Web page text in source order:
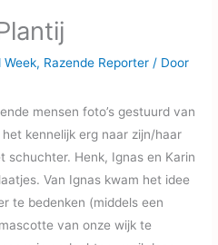
Week, Razende Reporter / Door
mensen foto’s gestuurd van
kennelijk erg naar zijn/haar
schuchter. Henk, Ignas en Karin
Van Ignas kwam het idee
te bedenken (middels een
van onze wijk te